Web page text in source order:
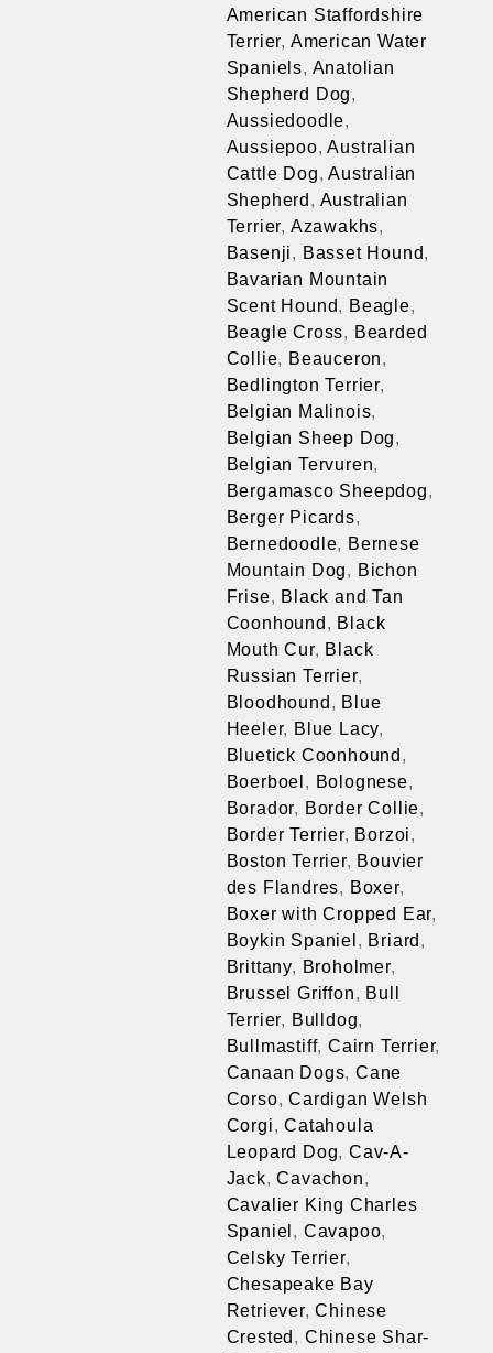
American Staffordshire
Terrier, American Water
Spaniels, Anatolian
Shepherd Dog,
Aussiedoodle,
Aussiepoo,Australian
Cattle Dog,Australian
Shepherd , Australian
Terrier, Azawakhs,
Basenji, Basset Hound,
Bavarian Mountain
Scent Hound, Beagle,
Beagle Cross, Bearded
Collie, Beauceron,
Bedlington Terrier,
Belgian Malinois,
Belgian Sheep Dog,
Belgian Tervuren,
Bergamasco Sheepdog,
Berger Picards,
Bernedoodle, Bernese
Mountain Dog, Bichon
Frise, Black and Tan
Coonhound , Black
Mouth Cur, Black
Russian Terrier,
Bloodhound , Blue
Heeler, Blue Lacy,
Bluetick Coonhound ,
Boerboel , Bolognese,
Borador, Border Collie,
Border Terrier, Borzoi,
Boston Terrier, Bouvier
des Flandres, Boxer,
Boxer with Cropped Ear,
Boykin Spaniel , Briard ,
Brittany, Broholmer,
Brussel Griffon, Bull
Terrier, Bulldog,
Bullmastiff, Cairn Terrier,
Canaan Dogs, Cane
Corso,Cardigan Welsh
Corgi,Catahoula
Leopard Dog, Cav-A-
Jack,Cavachon,
Cavalier King Charles
Spaniel , Cavapoo,
Celsky Terrier,
Chesapeake Bay
Retriever,Chinese
Crested , Chinese Shar-